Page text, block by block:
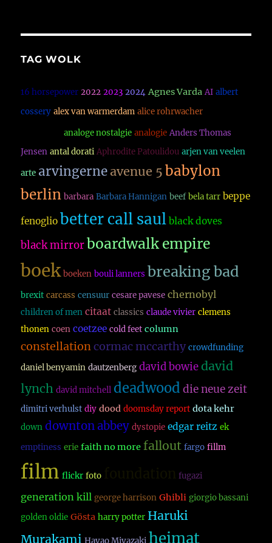
TAG WOLK
16 horsepower 2022 2023 2024 Agnes Varda AI albert
cossery alex van warmerdam alice rohrwacher
analoge nostalgie analogie Anders Thomas
Jensen antal dorati Aphrodite Patoulidou arjen van veelen
arte arvingerne avenue 5 babylon
berlin barbara Barbara Hannigan beef bela tarr beppe
fenoglio better call saul black doves
black mirror boardwalk empire
boek boeken bouli lanners breaking bad
brexit carcass censuur cesare pavese chernobyl
children of men citaat classics claude vivier clemens
thonen coen coetzee cold feet column
constellationcormac mccarthy crowdfunding
daniel benyamin dautzenberg david bowie david
lynch david mitchell deadwood die neue zeit
dimitri verhulst diy dood doomsday report dota kehr
down downton abbey dystopie edgar reitz ek
emptiness erie faith no more fallout fargo fillm
film flickr foto fugazi
generation kill george harrison Ghibli giorgio bassani
golden oldie Gösta harry potter Haruki
Murakami Hayao Miyazaki heimat